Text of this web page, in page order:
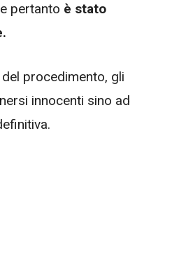
pertanto è stato
procedimento, gli
innocenti sino ad